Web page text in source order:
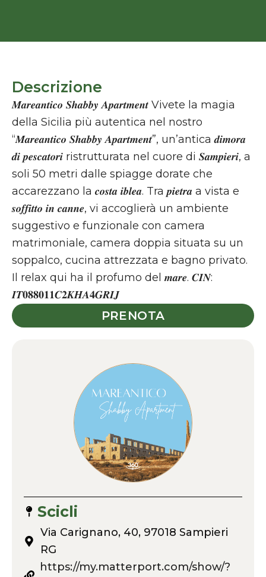
Descrizione
𝑴𝒂𝒓𝒆𝒂𝒏𝒕𝒊𝒄𝒐 𝑺𝒉𝒂𝒃𝒃𝒚 𝑨𝒑𝒂𝒓𝒕𝒎𝒆𝒏𝒕 Vivete la magia
della Sicilia più autentica nel nostro
“𝑴𝒂𝒓𝒆𝒂𝒏𝒕𝒊𝒄𝒐 𝑺𝒉𝒂𝒃𝒃𝒚 𝑨𝒑𝒂𝒓𝒕𝒎𝒆𝒏𝒕”, un’antica 𝒅𝒊𝒎𝒐𝒓𝒂
𝒅𝒊 𝒑𝒆𝒔𝒄𝒂𝒕𝒐𝒓𝒊 ristrutturata nel cuore di 𝑺𝒂𝒎𝒑𝒊𝒆𝒓𝒊, a
soli 50 metri dalle spiagge dorate che
accarezzano la 𝒄𝒐𝒔𝒕𝒂 𝒊𝒃𝒍𝒆𝒂. Tra 𝒑𝒊𝒆𝒕𝒓𝒂 a vista e
𝒔𝒐𝒇𝒇𝒊𝒕𝒕𝒐 𝒊𝒏 𝒄𝒂𝒏𝒏𝒆, vi accoglierà un ambiente
suggestivo e funzionale con camera
matrimoniale, camera doppia situata su un
soppalco, cucina attrezzata e bagno privato.
Il relax qui ha il profumo del 𝒎𝒂𝒓𝒆. 𝑪𝑰𝑵:
𝑰𝑻𝟎𝟖𝟖𝟎𝟏𝟏𝑪𝟐𝑲𝑯𝑨𝟒𝑮𝑹𝑰𝑱
PRENOTA
Scicli
Via Carignano, 40, 97018 Sampieri
RG
https://my.matterport.com/show/?